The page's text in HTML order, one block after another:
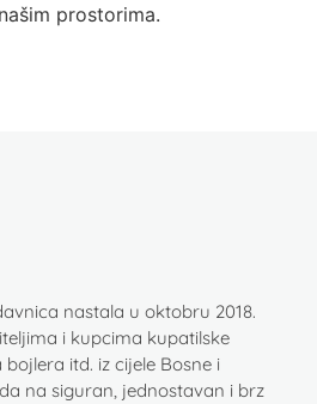
prostorima.
nastala u oktobru 2018.
i kupcima kupatilske
itd. iz cijele Bosne i
na siguran, jednostavan i brz